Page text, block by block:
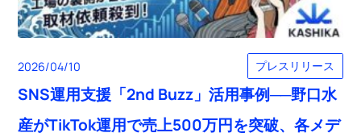
2026/04/10 プレスリリース
SNS運用支援「2nd Buzz」活用事例──野口水
産がTikTok運用で売上500万円を突破、各メデ